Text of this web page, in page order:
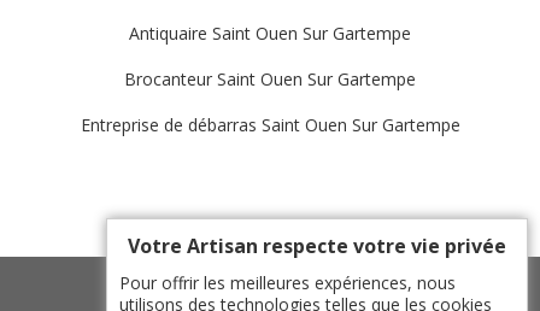
Antiquaire Saint Ouen Sur Gartempe
Brocanteur Saint Ouen Sur Gartempe
Entreprise de débarras Saint Ouen Sur Gartempe
Votre Artisan respecte votre vie privée
Pour offrir les meilleures expériences, nous
utilisons des technologies telles que les cookies